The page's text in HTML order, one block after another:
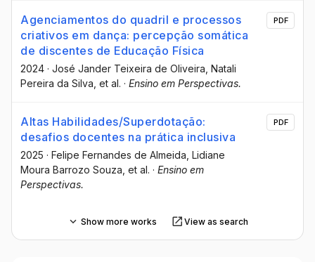
Agenciamentos do quadril e processos
criativos em dança: percepção somática
de discentes de Educação Física
2024 · José Jander Teixeira de Oliveira , Natali
Pereira da Silva , et al. · Ensino em Perspectivas.
PDF
Altas Habilidades/Superdotação:
desafios docentes na prática inclusiva
2025 · Felipe Fernandes de Almeida , Lidiane
Moura Barrozo Souza , et al. · Ensino em
Perspectivas.
PDF
Show more works View as search